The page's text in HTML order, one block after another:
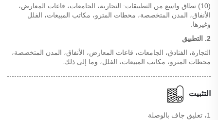
(10) نطاق واسع من التطبيقات: التجارية، الجامعات، قاعات المعارض،
الأنفاق، المدن المتخصصة، محطات المترو، مكاتب المبيعات، الفلل
وغيرها.
2. التطبيق
التجارة، الفنادق، الجامعات، قاعات المعارض، الأنفاق، المدن المتخصصة،
محطات المترو، مكاتب المبيعات، الفلل، وما إلى ذلك.
التثبيت
1، تعليق جاف بالوصلة